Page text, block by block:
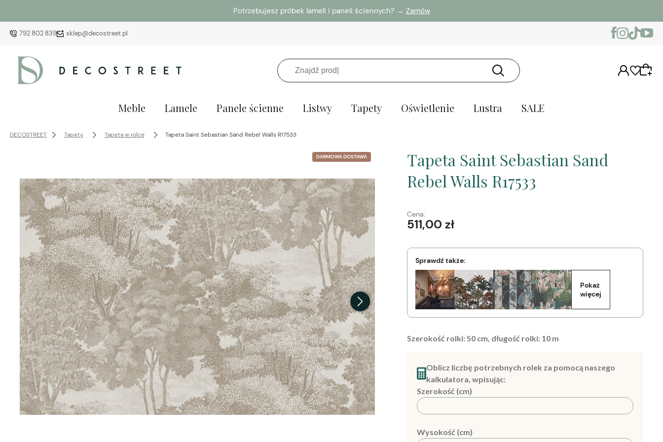
Potrzebujesz próbek lameli i paneli ściennych? → Zamów
792 802 839 sklep@decostreet.pl
Meble Lamele Panele ścienne Listwy Tapety Oświetlenie Lustra SALE
DECOSTREET Tapety Tapeta w rolce Tapeta Saint Sebastian Sand Rebel Walls R17533
DARMOWA DOSTAWA
Tapeta Saint Sebastian Sand
Rebel Walls R17533
Cena:
511,00 zł
Sprawdź także:
Pokaż
więcej
Szerokość rolki: 50 cm, długość rolki: 10 m
Oblicz liczbę potrzebnych rolek za pomocą naszego
kalkulatora, wpisując:
Szerokość (cm)
Wysokość (cm)